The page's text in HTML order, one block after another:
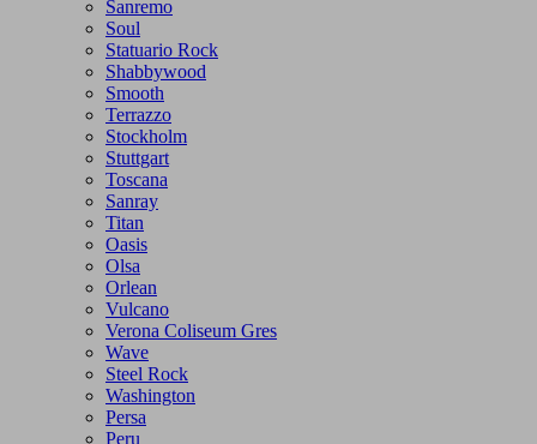
Sanremo
Soul
Statuario Rock
Shabbywood
Smooth
Terrazzo
Stockholm
Stuttgart
Toscana
Sanray
Titan
Oasis
Olsa
Orlean
Vulcano
Verona Coliseum Gres
Wave
Steel Rock
Washington
Persa
Peru